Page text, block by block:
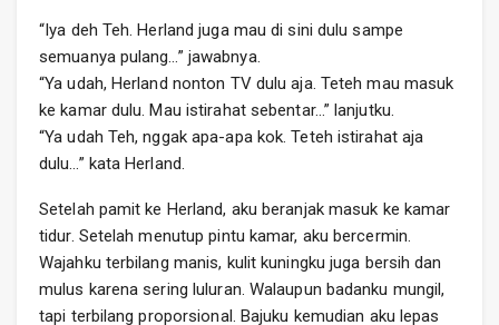
“Iya deh Teh. Herland juga mau di sini dulu sampe
semuanya pulang…” jawabnya.
“Ya udah, Herland nonton TV dulu aja. Teteh mau masuk
ke kamar dulu. Mau istirahat sebentar…” lanjutku.
“Ya udah Teh, nggak apa-apa kok. Teteh istirahat aja
dulu…” kata Herland.
Setelah pamit ke Herland, aku beranjak masuk ke kamar
tidur. Setelah menutup pintu kamar, aku bercermin.
Wajahku terbilang manis, kulit kuningku juga bersih dan
mulus karena sering luluran. Walaupun badanku mungil,
tapi terbilang proporsional. Bajuku kemudian aku lepas